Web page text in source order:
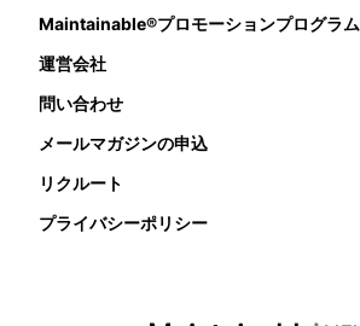
Maintainable®プロモーションプログラム
運営会社
問い合わせ
メールマガジンの申込
リクルート
プライバシーポリシー